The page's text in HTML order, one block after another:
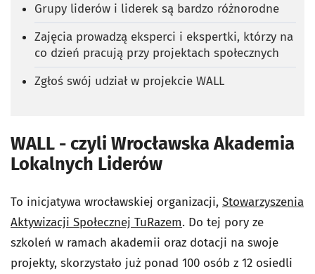
Grupy liderów i liderek są bardzo różnorodne
Zajęcia prowadzą eksperci i ekspertki, którzy na
co dzień pracują przy projektach społecznych
Zgłoś swój udział w projekcie WALL
WALL - czyli Wrocławska Akademia
Lokalnych Liderów
To inicjatywa wrocławskiej organizacji, Stowarzyszenia
Aktywizacji Społecznej TuRazem. Do tej pory ze
szkoleń w ramach akademii oraz dotacji na swoje
projekty, skorzystało już ponad 100 osób z 12 osiedli